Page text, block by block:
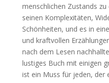
menschlichen Zustands
seinen Komplexitäten,
Schönheiten, und es in
und kraftvollen
nach dem Lesen
lustiges Buch mit einigen
ist ein Muss für jeden, der